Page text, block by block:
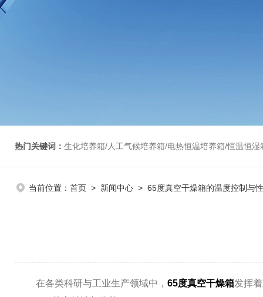
热门关键词： 生化培养箱/人工气候培养箱/电热恒温培养箱/恒温恒湿箱/光照培养箱/二氧化碳培养箱
当前位置： 首页 > 新闻中心 > 65度真空干燥箱的温度控制与
在各类科研与工业生产领域中， 65度真空干燥箱发挥